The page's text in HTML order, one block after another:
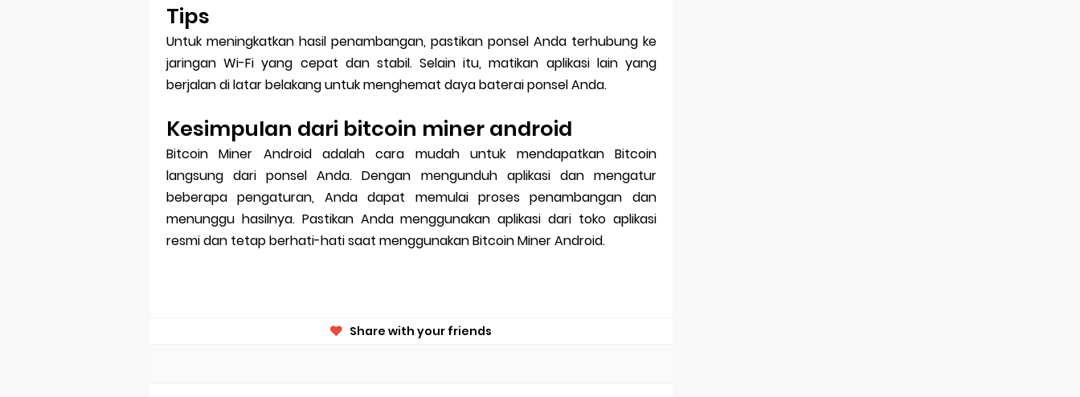
Tips
Untuk meningkatkan hasil penambangan, pastikan ponsel Anda terhubung ke
jaringan Wi-Fi yang cepat dan stabil. Selain itu, matikan aplikasi lain yang
berjalan di latar belakang untuk menghemat daya baterai ponsel Anda.
Kesimpulan dari bitcoin miner android
Bitcoin Miner Android adalah cara mudah untuk mendapatkan Bitcoin
langsung dari ponsel Anda. Dengan mengunduh aplikasi dan mengatur
beberapa pengaturan, Anda dapat memulai proses penambangan dan
menunggu hasilnya. Pastikan Anda menggunakan aplikasi dari toko aplikasi
resmi dan tetap berhati-hati saat menggunakan Bitcoin Miner Android.
Share with your friends